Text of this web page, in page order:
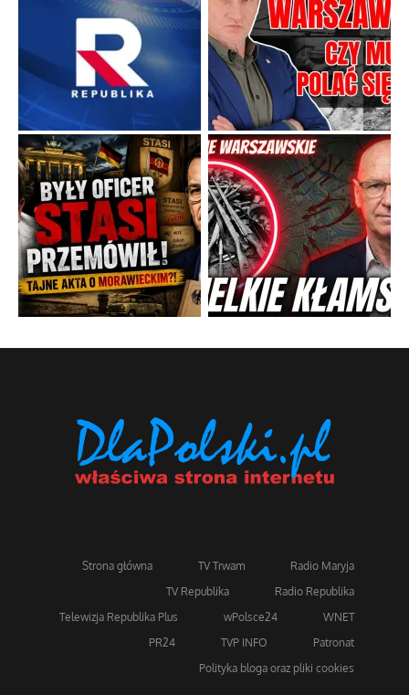
Strona główna TV Trwam
Radio Maryja
TV Republika
Radio Republika
Telewizja Republika Plus
wPolsce24
WNET
PR24
TVP INFO
Patronat
Polityka bloga oraz pliki cookies